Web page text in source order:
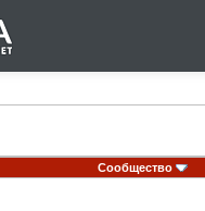
Сообщество